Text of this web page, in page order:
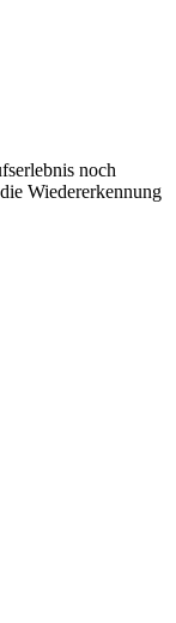
noch
Wiedererkennung